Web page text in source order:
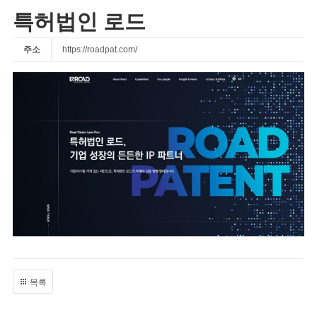
특허법인 로드
주소 https://roadpat.com/
목록